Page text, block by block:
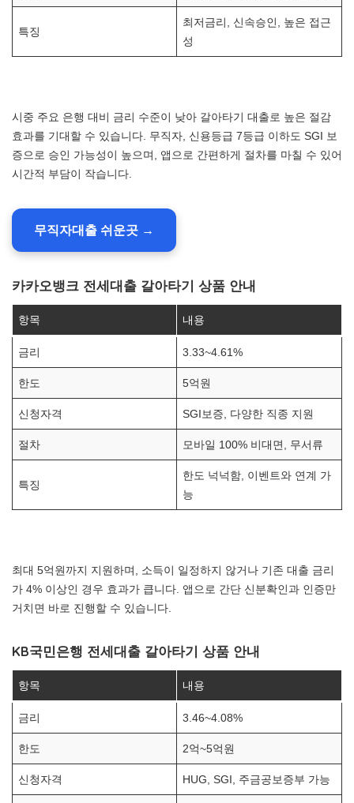
특징
최저금리, 신속승인, 높은 접근
성
시중 주요 은행 대비 금리 수준이 낮아 갈아타기 대출로 높은 절감
효과를 기대할 수 있습니다. 무직자, 신용등급 7등급 이하도 SGI 보
증으로 승인 가능성이 높으며, 앱으로 간편하게 절차를 마칠 수 있어
시간적 부담이 작습니다.
무직자대출 쉬운곳 →
카카오뱅크 전세대출 갈아타기 상품 안내
항목 내용
금리 3.33~4.61%
한도 5억원
신청자격 SGI보증, 다양한 직종 지원
절차 모바일 100% 비대면, 무서류
특징
한도 넉넉함, 이벤트와 연계 가
능
최대 5억원까지 지원하며, 소득이 일정하지 않거나 기존 대출 금리
가 4% 이상인 경우 효과가 큽니다. 앱으로 간단 신분확인과 인증만
거치면 바로 진행할 수 있습니다.
KB국민은행 전세대출 갈아타기 상품 안내
항목 내용
금리 3.46~4.08%
한도 2억~5억원
신청자격 HUG, SGI, 주금공보증부 가능